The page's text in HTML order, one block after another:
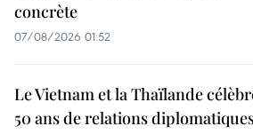
concrète
07/08/2026 01:52
Le Vietnam et la Thaïlande
50 ans de relations